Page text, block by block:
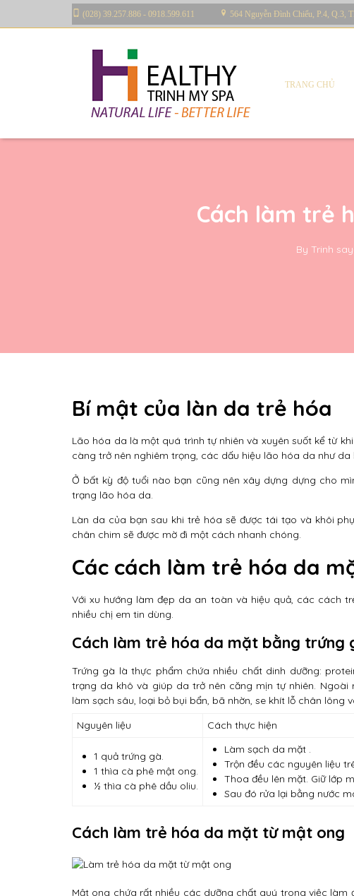
(028) 39.257.886 - 0918.599.611 564 Nguyễn Đình Chiểu, P.4, Q.3,
TRANG CHỦ
Cách làm trẻ
By Trinh
Bí mật của làn da trẻ hóa
Lão hóa da là một quá trình tự nhiên và xuyên suốt kể từ
càng trở nên nghiêm trọng, các dấu hiệu lão hóa da như da
Ở bất kỳ độ tuổi nào bạn cũng nên xây dựng dựng cho
trạng lão hóa da.
Làn da của bạn sau khi trẻ hóa sẽ được tái tạo và khôi
chân chim sẽ được mờ đi một cách nhanh chóng.
Các cách làm trẻ hóa da
Với xu hướng làm đẹp da an toàn và hiệu quả, các cách
nhiều chị em tin dùng.
Cách làm trẻ hóa da mặt bằng trứng
Trứng gà là thực phẩm chứa nhiều chất dinh dưỡng:
trạng da khô và giúp da trở nên căng mịn tự nhiên.
làm sạch sâu, loại bỏ bụi bẩn, bã nhờn, se khít lỗ chân lông
Nguyên liệu
Cách thực hiện
1 quả trứng gà.
1 thìa cà phê mật ong.
½ thìa cà phê dầu oliu.
Làm sạch da mặt .
Trộn đều các nguyên liệu
Thoa đều lên mặt. Giữ lớp
Sau đó rửa lại bằng nước
Cách làm trẻ hóa da mặt từ mật ong
Mật ong chứa rất nhiều các dưỡng chất quý trong việc